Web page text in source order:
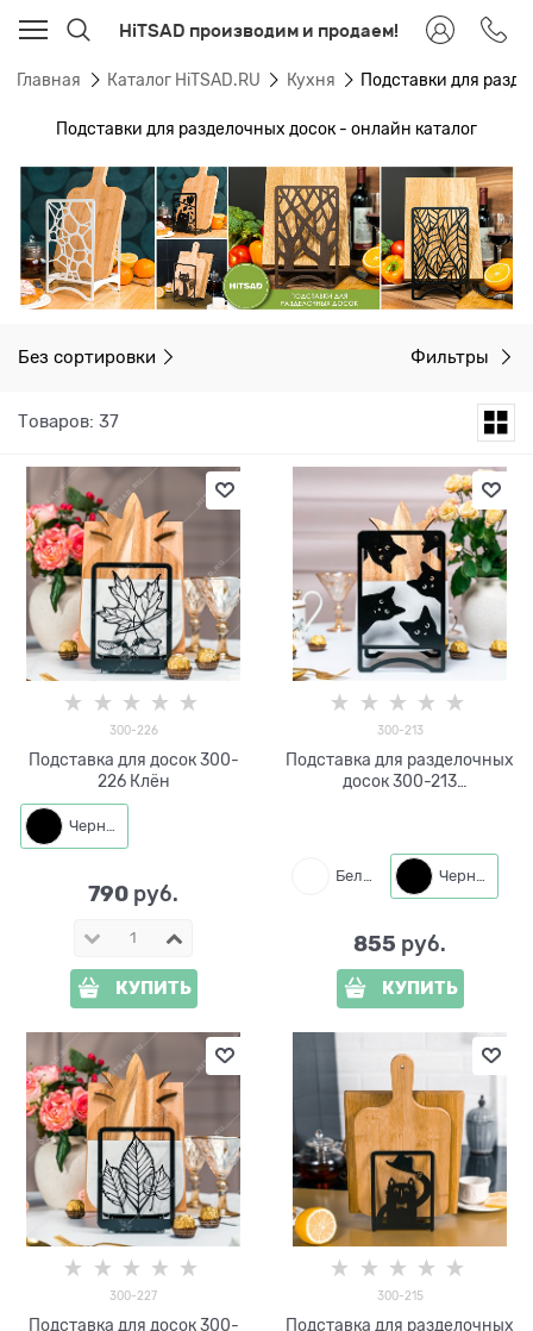
HiTSAD производим и продаем!
Главная Каталог HiTSAD.RU Кухня Подставки для
Подставки для разделочных досок - онлайн каталог
Без сортировки Фильтры
Товаров: 37
300-226
Подставка для досок 300-
226 Клён
Черный
790 руб.
КУПИТЬ
300-213
Подставка для разделочных
досок 300-213
Белый Черный
855 руб.
КУПИТЬ
300-227
Подставка для досок 300-
300-215
Подставка для разделочных